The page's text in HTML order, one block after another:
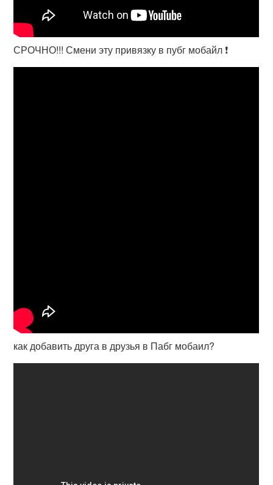
СРОЧНО!!! Смени эту привязку в пубг мобайл ❗
как добавить друга в друзья в Пабг мобаил?